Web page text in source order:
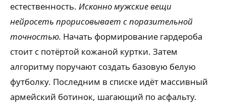
естественность. Исконно мужские вещи
нейросеть прорисовывает с поразительной
точностью. Начать формирование гардероба
стоит с потёртой кожаной куртки. Затем
алгоритму поручают создать базовую белую
футболку. Последним в списке идёт массивный
армейский ботинок, шагающий по асфальту.